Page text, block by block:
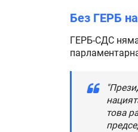
Без ГЕРБ
ГЕРБ-СДС
това